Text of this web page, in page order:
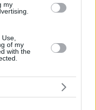
my
of my
with the